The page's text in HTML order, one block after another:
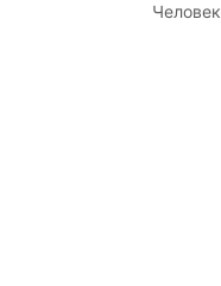
Человек